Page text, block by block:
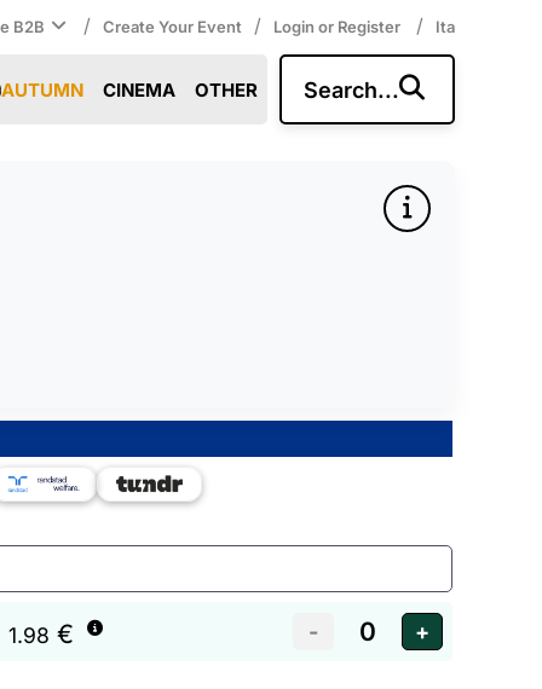
B2B / Create Your Event / Login or Register / Ita
AUTUMN CINEMA OTHER Search...
1.98 €